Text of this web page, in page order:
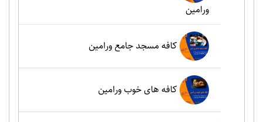
ورامین
کافه مسجد جامع ورامین
کافه های خوب ورامین